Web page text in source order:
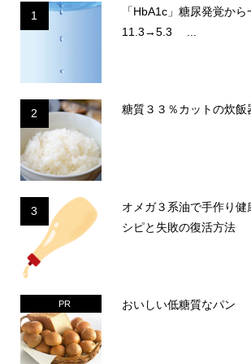
1
「HbA1c」糖尿発覚か
11.3→5.3 ...
2 糖質３３％カットの炊飯
3
オメガ３系油で手作り
シピと失敗の復活方法
PR おいしい低糖質なパン